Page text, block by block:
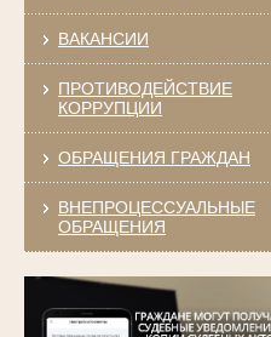
ВАКАНСИИ
ПРОТИВОДЕЙСТВИЕ
КОРРУПЦИИ
ОБРАЩЕНИЯ ГРАЖДАН
ВНЕПРОЦЕССУАЛЬНЫЕ
ОБРАЩЕНИЯ